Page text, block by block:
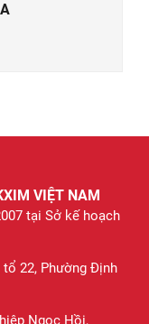
VIỆT NAM
tại Sở kế hoạch
tổ 22, Phường Định
Ngọc Hồi,